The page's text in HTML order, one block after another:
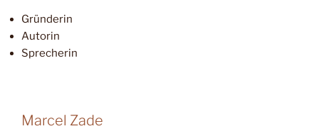
Gründerin
Autorin
Sprecherin
Marcel Zade